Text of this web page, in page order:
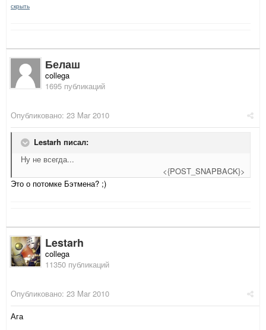
скрыть
Белаш
collega
1695 публикаций
Опубликовано: 23 Mar 2010
Lestarh писал:
Ну не всегда...
<{POST_SNAPBACK}>
Это о потомке Бэтмена? ;)
Lestarh
collega
11350 публикаций
Опубликовано: 23 Mar 2010
Ага